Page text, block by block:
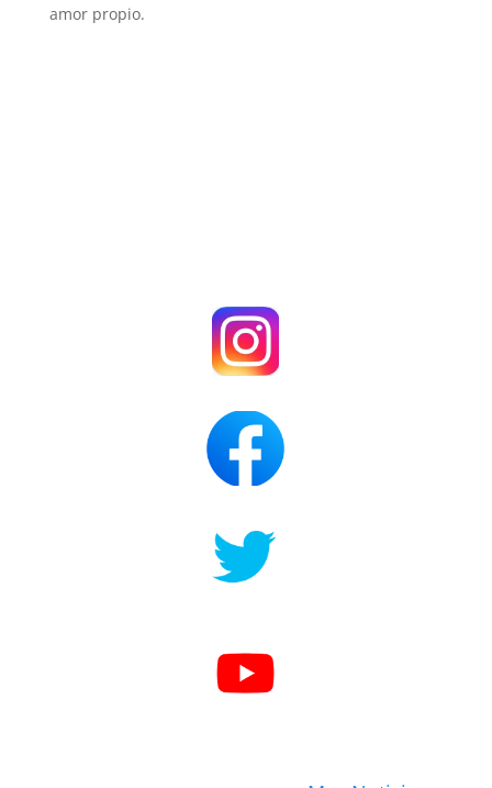
amor propio.
.
Clics
.
.